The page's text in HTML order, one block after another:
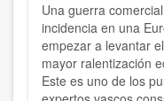
Una guerra
incidencia en una
empezar a levantar
mayor ralentización
Este es uno de los